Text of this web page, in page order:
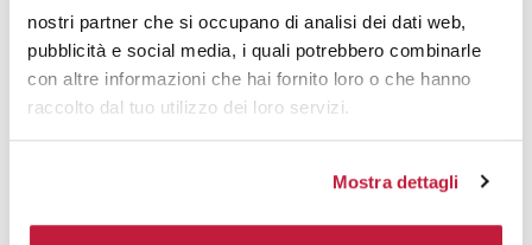
nostri partner che si occupano di analisi dei dati web,
pubblicità e social media, i quali potrebbero combinarle
con altre informazioni che hai fornito loro o che hanno
raccolto dal tuo utilizzo dei loro servizi.
Mostra dettagli
Prodotti alternativi